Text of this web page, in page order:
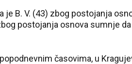
je B. V. (43) zbog postojanja
postojanja osnova sumnje
časovima, u